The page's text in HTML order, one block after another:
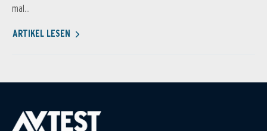
mal...
ARTIKEL LESEN